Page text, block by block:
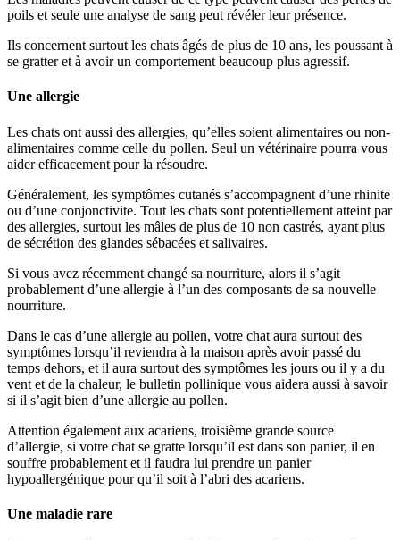
poils et seule une analyse de sang peut révéler leur présence.
Ils concernent surtout les chats âgés de plus de 10 ans, les poussant à
se gratter et à avoir un comportement beaucoup plus agressif.
Une allergie
Les chats ont aussi des allergies, qu’elles soient alimentaires ou non-
alimentaires comme celle du pollen. Seul un vétérinaire pourra vous
aider efficacement pour la résoudre.
Généralement, les symptômes cutanés s’accompagnent d’une rhinite
ou d’une conjonctivite. Tout les chats sont potentiellement atteint par
des allergies, surtout les mâles de plus de 10 non castrés, ayant plus
de sécrétion des glandes sébacées et salivaires.
Si vous avez récemment changé sa nourriture, alors il s’agit
probablement d’une allergie à l’un des composants de sa nouvelle
nourriture.
Dans le cas d’une allergie au pollen, votre chat aura surtout des
symptômes lorsqu’il reviendra à la maison après avoir passé du
temps dehors, et il aura surtout des symptômes les jours ou il y a du
vent et de la chaleur, le bulletin pollinique vous aidera aussi à savoir
si il s’agit bien d’une allergie au pollen.
Attention également aux acariens, troisième grande source
d’allergie, si votre chat se gratte lorsqu’il est dans son panier, il en
souffre probablement et il faudra lui prendre un panier
hypoallergénique pour qu’il soit à l’abri des acariens.
Une maladie rare